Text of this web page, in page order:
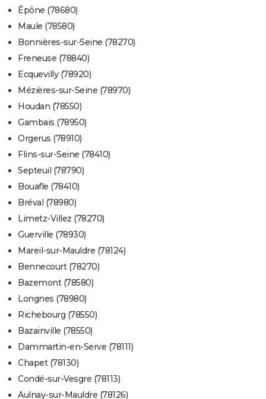
Épône (78680)
Maule (78580)
Bonnières-sur-Seine (78270)
Freneuse (78840)
Ecquevilly (78920)
Mézières-sur-Seine (78970)
Houdan (78550)
Gambais (78950)
Orgerus (78910)
Flins-sur-Seine (78410)
Septeuil (78790)
Bouafle (78410)
Bréval (78980)
Limetz-Villez (78270)
Guerville (78930)
Mareil-sur-Mauldre (78124)
Bennecourt (78270)
Bazemont (78580)
Longnes (78980)
Richebourg (78550)
Bazainville (78550)
Dammartin-en-Serve (78111)
Chapet (78130)
Condé-sur-Vesgre (78113)
Aulnay-sur-Mauldre (78126)